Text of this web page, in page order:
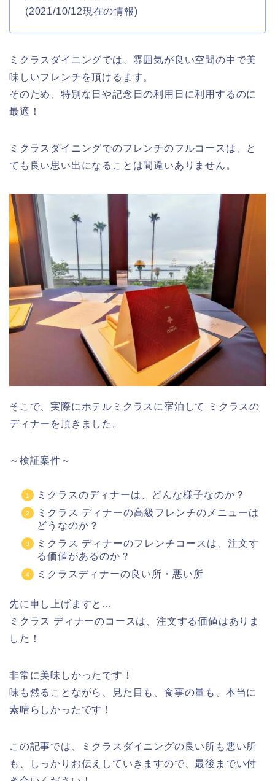
(2021/10/12現在の情報)
ミクラスダイニングでは、雰囲気が良い空間の中で美
味しいフレンチを頂けるます。
そのため、特別な日や記念日の利用日に利用するのに
最適！
ミクラスダイニングでのフレンチのフルコースは、と
ても良い思い出になることは間違いありません。
そこで、実際にホテルミクラスに宿泊して ミクラスの
ディナーを頂きました。
～検証案件～
ミクラスのディナーは、どんな様子なのか？
ミクラス ディナーの高級フレンチのメニューは
どうなのか？
ミクラス ディナーのフレンチコースは、注文す
る価値があるのか？
ミクラスディナーの良い所・悪い所
先に申し上げますと…
ミクラス ディナーのコースは、注文する価値はありま
した！
非常に美味しかったです！
味も然ることながら、見た目も、食事の量も、本当に
素晴らしかったです！
この記事では、ミクラスダイニングの良い所も悪い所
も、しっかりお伝えしていきますので、最後までい付